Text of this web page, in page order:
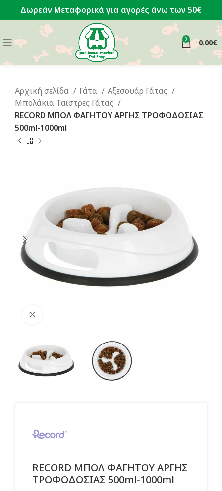
Δωρεάν Μεταφορικά για αγορές άνω των 50€
0 0.00€
Αρχική σελίδα Γάτα
Αξεσουάρ Γάτας
Μπολάκια Ταϊστρες Γάτας
RECORD ΜΠΟΛ ΦΑΓΗΤΟΥ ΑΡΓΗΣ ΤΡΟΦΟΔΟΣΙΑΣ
500ml-1000ml
RECORD ΜΠΟΛ ΦΑΓΗΤΟΥ ΑΡΓΗΣ
ΤΡΟΦΟΔΟΣΙΑΣ 500ml-1000ml